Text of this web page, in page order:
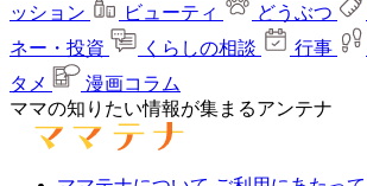
ッション
ビューティ どうぶつ
ネー・投資
くらしの相談 行事
タメ
漫画コラム
ママの知りたい情報が集まるアンテナ